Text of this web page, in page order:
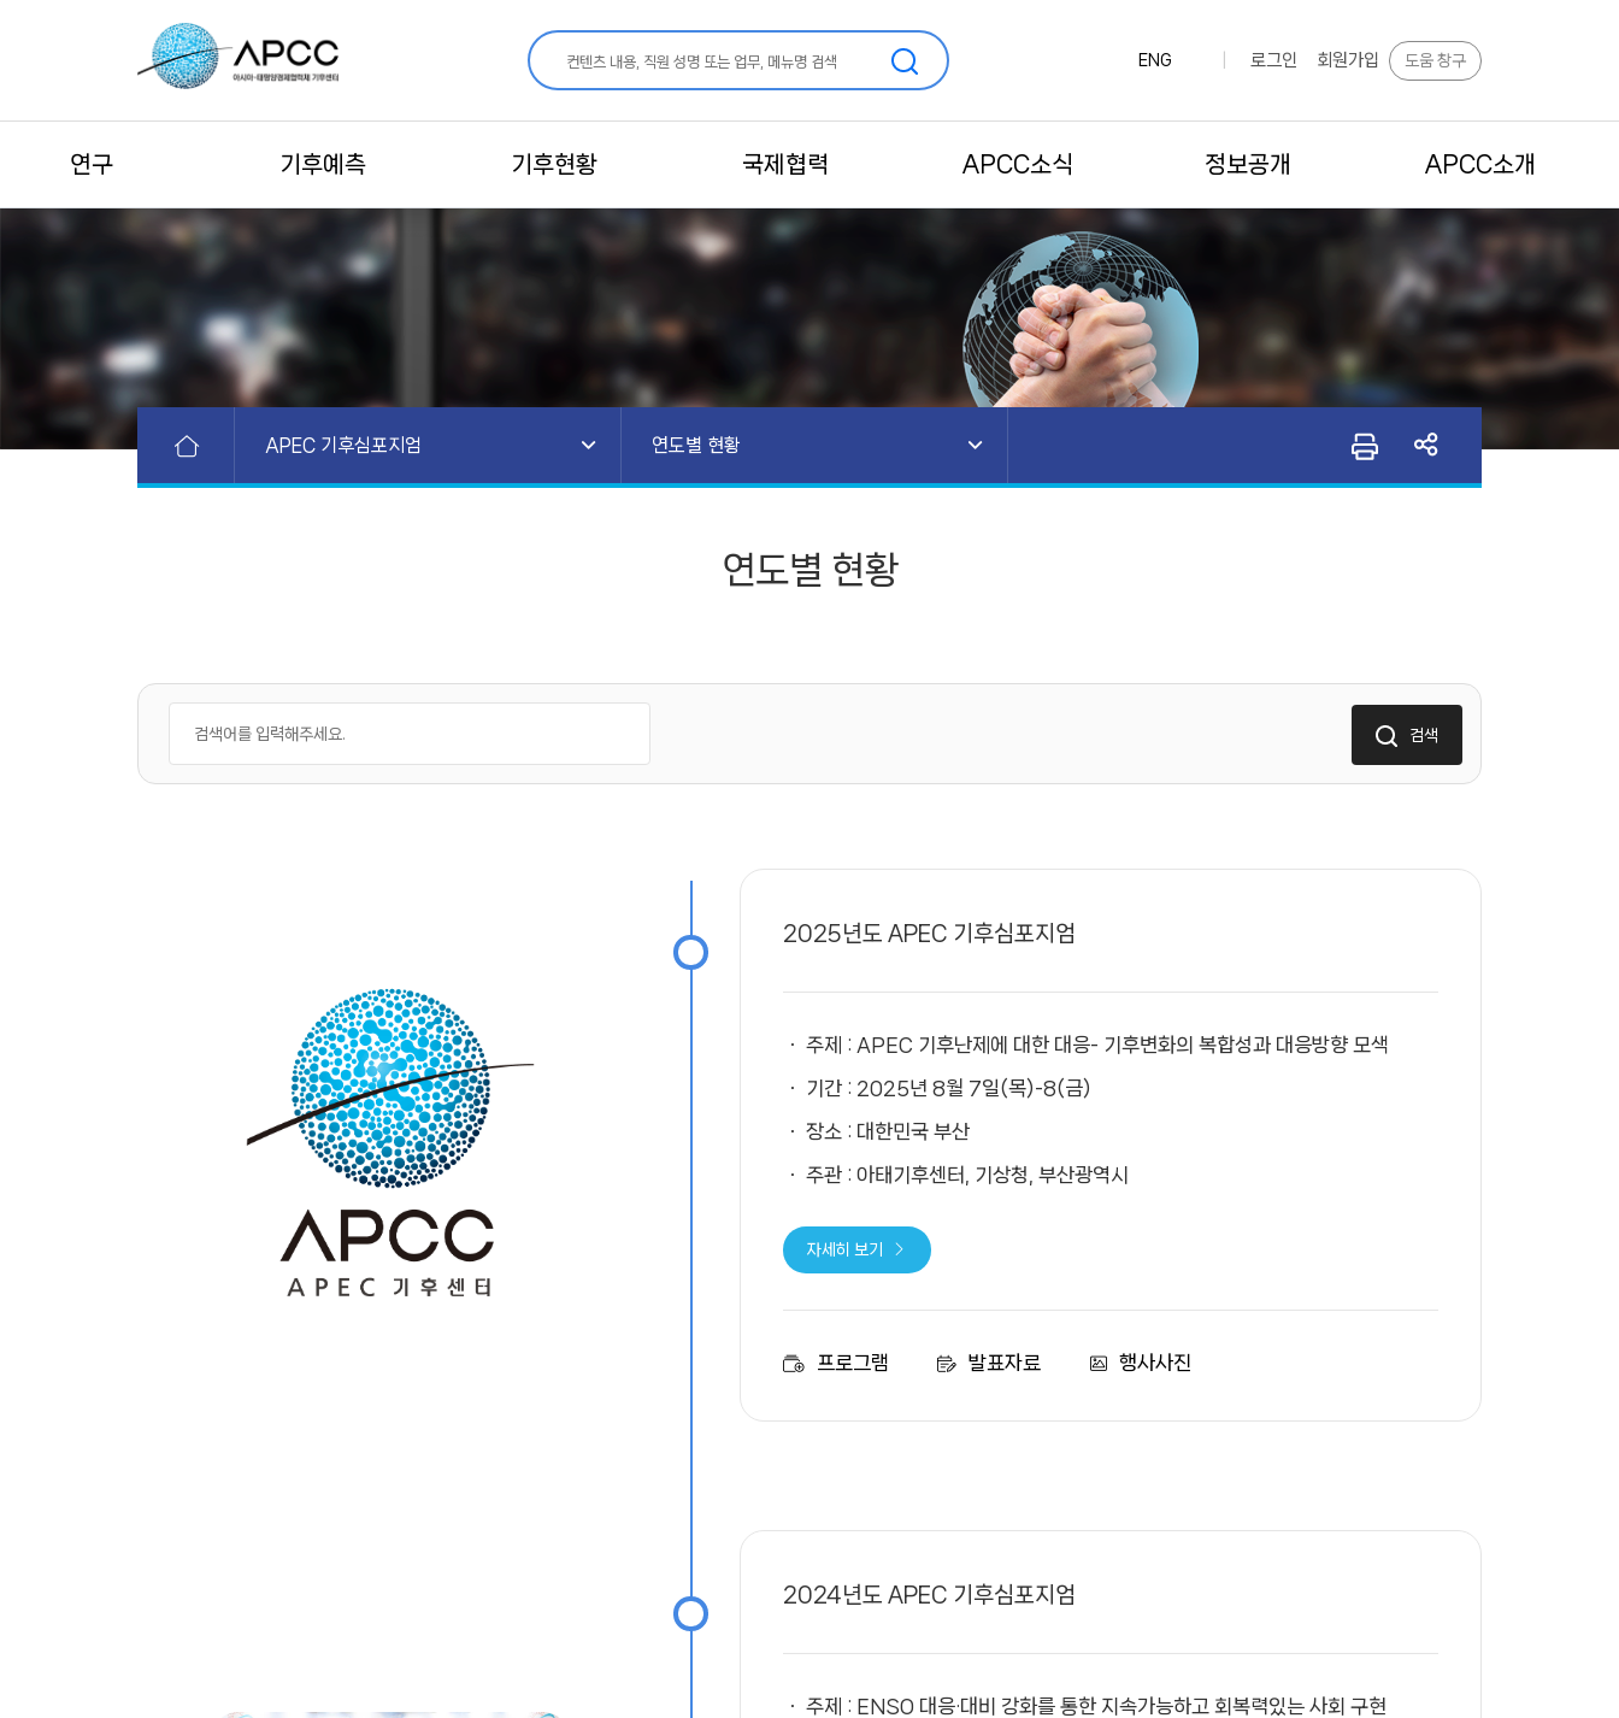
ENG 로그인 회원가입 도움 창구
연구 기후예측 기후현황 국제협력 APCC소식 정보공개 APCC소개
APEC 기후심포지엄
워크숍 및 세미나
기후기술 협력사업
연도별 현황
연도별 현황연도별 현황
검색
2025년도 APEC 기후심포지엄
주제 : APEC 기후난제에 대한 대응- 기후변화의 복합성과 대응방향 모색
기간 : 2025년 8월 7일(목)-8(금)
장소 : 대한민국 부산
주관 : 아태기후센터, 기상청, 부산광역시
자세히 보기
프로그램 발표자료 행사사진
2024년도 APEC 기후심포지엄
주제 : ENSO 대응·대비 강화를 통한 지속가능하고 회복력있는 사회 구현